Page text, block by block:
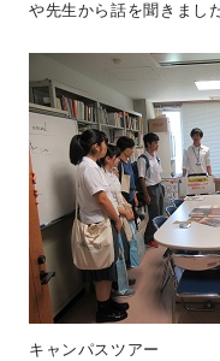
や先生から話を聞きまし
キャンパスツアー